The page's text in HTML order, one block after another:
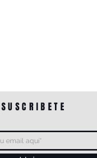
SUSCRIBETE